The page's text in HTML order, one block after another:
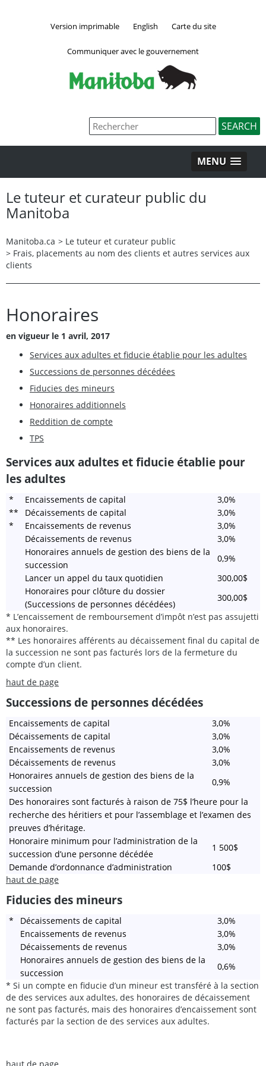
Version imprimable English Carte du site
Communiquer avec le gouvernement
MENU
Le tuteur et curateur public du
Manitoba
Manitoba.ca > Le tuteur et curateur public
> Frais, placements au nom des clients et autres services aux
clients
Honoraires
en vigueur le 1 avril, 2017
Services aux adultes et fiducie établie pour les adultes
Successions de personnes décédées
Fiducies des mineurs
Honoraires additionnels
Reddition de compte
TPS
Services aux adultes et fiducie établie pour
les adultes
* Encaissements de capital
3,0%
**
Décaissements de capital
3,0%
*
Encaissements de revenus
3,0%
Décaissements de revenus
3,0%
Honoraires annuels de gestion des biens de la
succession
0,9%
Lancer un appel du taux quotidien
300,00$
Honoraires pour clôture du dossier
(Successions de personnes décédées)
300,00$
* L’encaissement de remboursement d’impôt n’est pas assujetti
aux honoraires.
** Les honoraires afférents au décaissement final du capital de
la succession ne sont pas facturés lors de la fermeture du
compte d’un client.
haut de page
Successions de personnes décédées
Encaissements de capital
3,0%
Décaissements de capital
3,0%
Encaissements de revenus
3,0%
Décaissements de revenus
3,0%
Honoraires annuels de gestion des biens de la
succession
0,9%
Des honoraires sont facturés à raison de 75$ l’heure pour la
recherche des héritiers et pour l’assemblage et l’examen des
preuves d’héritage.
Honoraire minimum pour l’administration de la
succession d’une personne décédée
1 500$
Demande d’ordonnance d’administration
100$
haut de page
Fiducies des mineurs
* Décaissements de capital
3,0%
Encaissements de revenus
3,0%
Décaissements de revenus
3,0%
Honoraires annuels de gestion des biens de la
succession
0,6%
* Si un compte en fiducie d’un mineur est transféré à la section
de des services aux adultes, des honoraires de décaissement
ne sont pas facturés, mais des honoraires d’encaissement sont
facturés par la section de des services aux adultes.